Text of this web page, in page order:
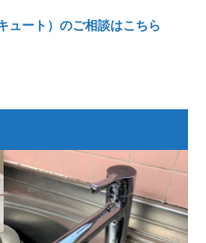
ュート）のご相談はこちら